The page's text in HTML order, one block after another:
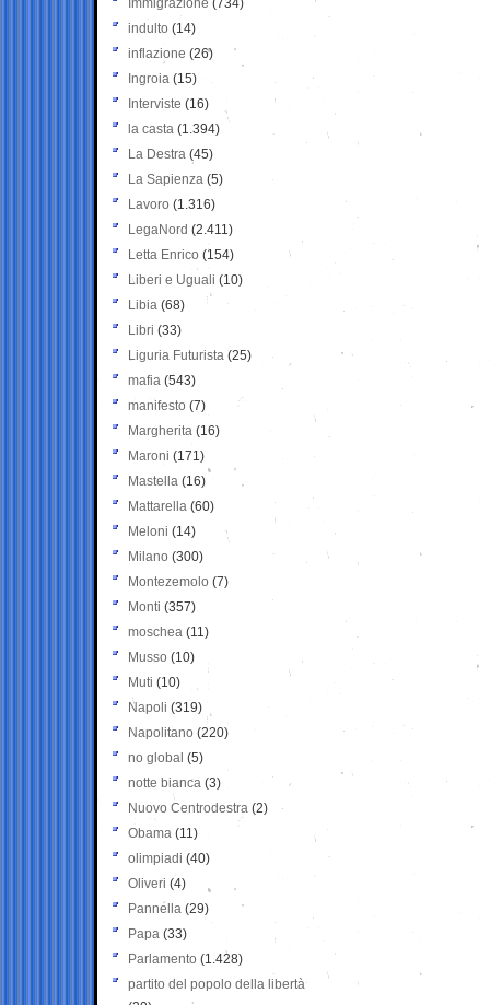
Immigrazione (734)
indulto (14)
inflazione (26)
Ingroia (15)
Interviste (16)
la casta (1.394)
La Destra (45)
La Sapienza (5)
Lavoro (1.316)
LegaNord (2.411)
Letta Enrico (154)
Liberi e Uguali (10)
Libia (68)
Libri (33)
Liguria Futurista (25)
mafia (543)
manifesto (7)
Margherita (16)
Maroni (171)
Mastella (16)
Mattarella (60)
Meloni (14)
Milano (300)
Montezemolo (7)
Monti (357)
moschea (11)
Musso (10)
Muti (10)
Napoli (319)
Napolitano (220)
no global (5)
notte bianca (3)
Nuovo Centrodestra (2)
Obama (11)
olimpiadi (40)
Oliveri (4)
Pannella (29)
Papa (33)
Parlamento (1.428)
partito del popolo della libertà